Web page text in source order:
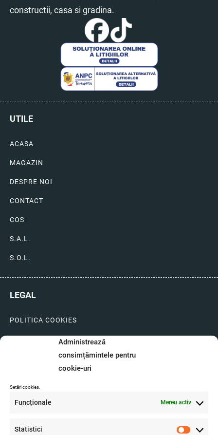
Administrează
consimțămintele pentru
cookie-uri
Setări cookies.
Funcționale Mereu activ
Statistici Statistici
constructii, casa si gradina.
UTILE
ACASA
MAGAZIN
DESPRE NOI
CONTACT
COS
S.A.L.
S.O.L.
LEGAL
POLITICA COOKIES
LIVRARI SI PLATI
GARANTIE SI SERVICE